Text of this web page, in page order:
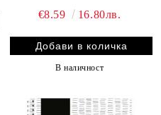
€8.59
16.80лв.
В наличност